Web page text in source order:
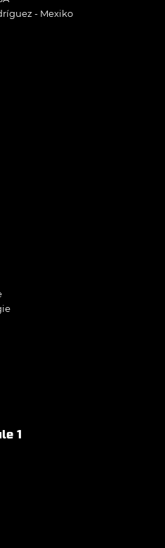
- Mexiko
1